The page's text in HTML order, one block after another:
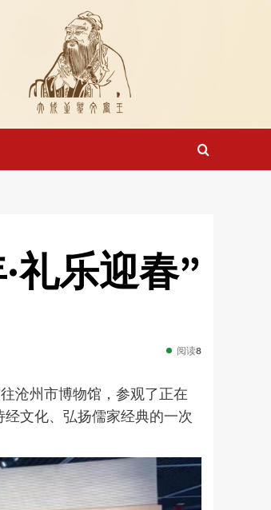
礼乐迎春”
阅读8
沧州市博物馆，参观了正在
文化、弘扬儒家经典的一次